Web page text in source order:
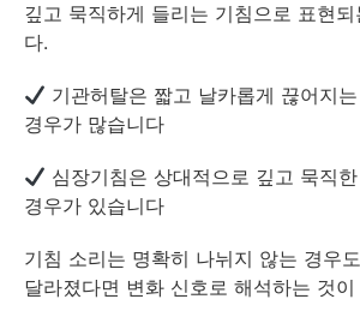
깊고 묵직하게 들리는 기침으로 표현
다.
기관허탈은 짧고 날카롭게 끊어지
경우가 많습니다
심장기침은 상대적으로 깊고 묵직
경우가 있습니다
기침 소리는 명확히 나뉘지 않는 경우
달라졌다면 변화 신호로 해석하는 것